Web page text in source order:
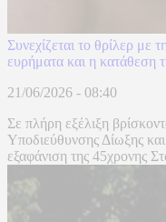
Συνεχίζεται το θρίλερ με
ευρήματα και η κατάθεση
21/06/2026 - 08:40
Σε πλήρη εξέλιξη
Υποδιεύθυνσης Δίωξης
εξαφάνιση της 45χρονης